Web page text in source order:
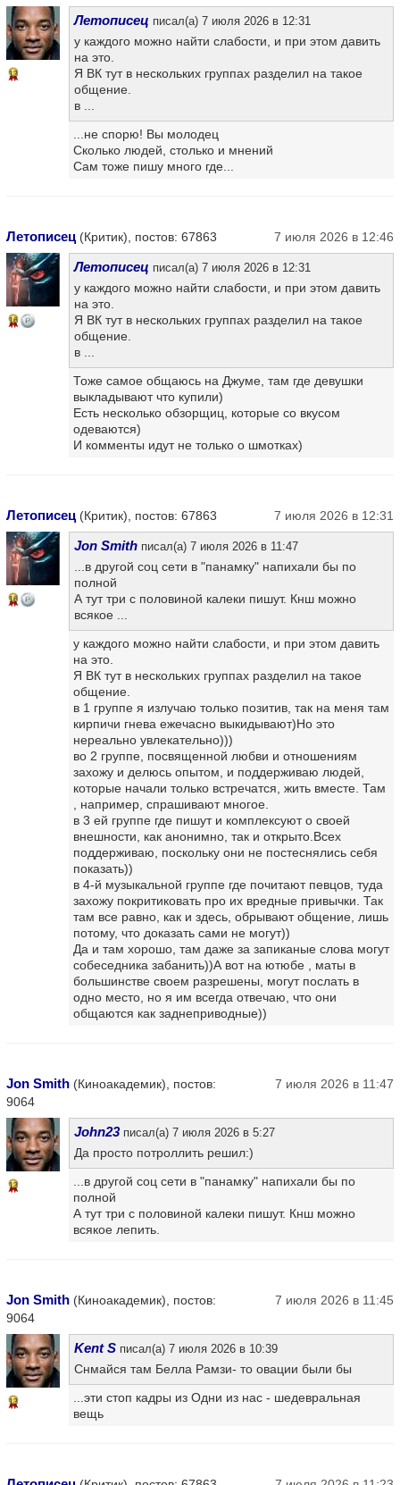
13
Летописец писал(а) 7 июля 2026 в 12:31
у каждого можно найти слабости, и при этом давить
на это.
Я ВК тут в нескольких группах разделил на такое
общение.
в ...
...не спорю! Вы молодец
Сколько людей, столько и мнений
Сам тоже пишу много где...
Летописец (Критик), постов: 67863 7 июля 2026 в 12:46
16
Летописец писал(а) 7 июля 2026 в 12:31
у каждого можно найти слабости, и при этом давить
на это.
Я ВК тут в нескольких группах разделил на такое
общение.
в ...
Тоже самое общаюсь на Джуме, там где девушки
выкладывают что купили)
Есть несколько обзорщиц, которые со вкусом
одеваются)
И комменты идут не только о шмотках)
Летописец (Критик), постов: 67863 7 июля 2026 в 12:31
16
Jon Smith писал(а) 7 июля 2026 в 11:47
...в другой соц сети в "панамку" напихали бы по
полной
А тут три с половиной калеки пишут. Кнш можно
всякое ...
у каждого можно найти слабости, и при этом давить
на это.
Я ВК тут в нескольких группах разделил на такое
общение.
в 1 группе я излучаю только позитив, так на меня там
кирпичи гнева ежечасно выкидывают)Но это
нереально увлекательно)))
во 2 группе, посвященной любви и отношениям
захожу и делюсь опытом, и поддерживаю людей,
которые начали только встречатся, жить вместе. Там
, например, спрашивают многое.
в 3 ей группе где пишут и комплексуют о своей
внешности, как анонимно, так и открыто.Всех
поддерживаю, поскольку они не постеснялись себя
показать))
в 4-й музыкальной группе где почитают певцов, туда
захожу покритиковать про их вредные привычки. Так
там все равно, как и здесь, обрывают общение, лишь
потому, что доказать сами не могут))
Да и там хорошо, там даже за запиканые слова могут
собеседника забанить))А вот на ютюбе , маты в
большинстве своем разрешены, могут послать в
одно место, но я им всегда отвечаю, что они
общаются как заднеприводные))
Jon Smith (Киноакадемик), постов:
9064
7 июля 2026 в 11:47
13
John23писал(а) 7 июля 2026 в 5:27
Да просто потроллить решил:)
...в другой соц сети в "панамку" напихали бы по
полной
А тут три с половиной калеки пишут. Кнш можно
всякое лепить.
Jon Smith (Киноакадемик), постов:
9064
7 июля 2026 в 11:45
13
Kent S писал(а) 7 июля 2026 в 10:39
Снмайся там Белла Рамзи- то овации были бы
...эти стоп кадры из Одни из нас - шедевральная
вещь